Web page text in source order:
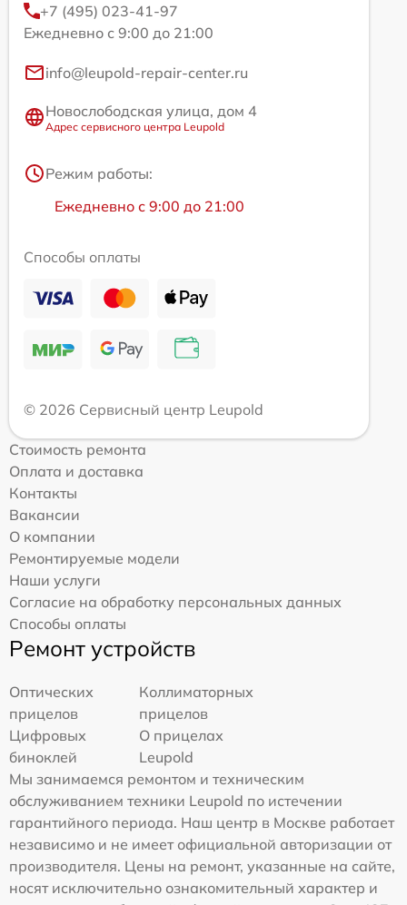
+7 (495) 023-41-97
Ежедневно с 9:00 до 21:00
info@leupold-repair-center.ru
Новослободская улица, дом 4
Адрес сервисного центра Leupold
Режим работы:
Ежедневно с 9:00 до 21:00
Способы оплаты
© 2026 Сервисный центр Leupold
Стоимость ремонта
Оплата и доставка
Контакты
Вакансии
О компании
Ремонтируемые модели
Наши услуги
Согласие на обработку персональных данных
Способы оплаты
Ремонт устройств
Оптических
прицелов
Коллиматорных
прицелов
Цифровых
биноклей
О прицелах
Leupold
Мы занимаемся ремонтом и техническим
обслуживанием техники Leupold по истечении
гарантийного периода. Наш центр в Москве работает
независимо и не имеет официальной авторизации от
производителя. Цены на ремонт, указанные на сайте,
носят исключительно ознакомительный характер и